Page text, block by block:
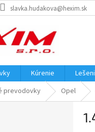
slavka.hudakova@hexim.sk
Kúrenie
prevodovky Opel